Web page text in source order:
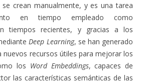
crean manualmente, y es una tarea
en tiempo empleado como
tiempos recientes, y gracias a los
Deep Learning, se han generado
recursos útiles para mejorar los
los Word Embeddings, capaces de
las características semánticas de las